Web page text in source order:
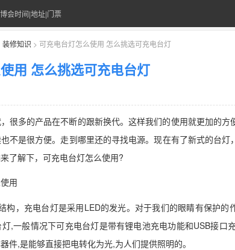
会时间|地址|门票
装修知识 > 可充电台灯怎么使用 怎么挑选可充电台灯
用 怎么挑选可充电台灯
很多的产品在不断的跟新换代。这样我们的使用就更加的方
不是很方便。走到哪里还的寻找电源。现在有了新式的台灯
了解下，可充电台灯怎么使用?
用
构，充电台灯是采用LED的发光。对于我们的眼睛有保护的
,一般情况下可充电台灯是带有锂电池充电功能和USB接口
件,是能够直接把电转化为光,为人们提供照明的。